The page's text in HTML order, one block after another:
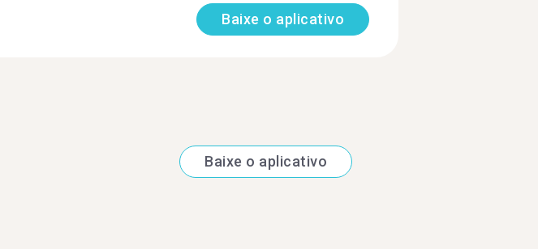
Baixe o aplicativo
Baixe o aplicativo